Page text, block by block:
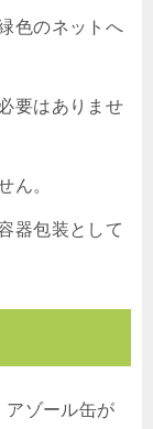
色のネットへ
要はありませ
ん。
器包装として
アゾール缶が